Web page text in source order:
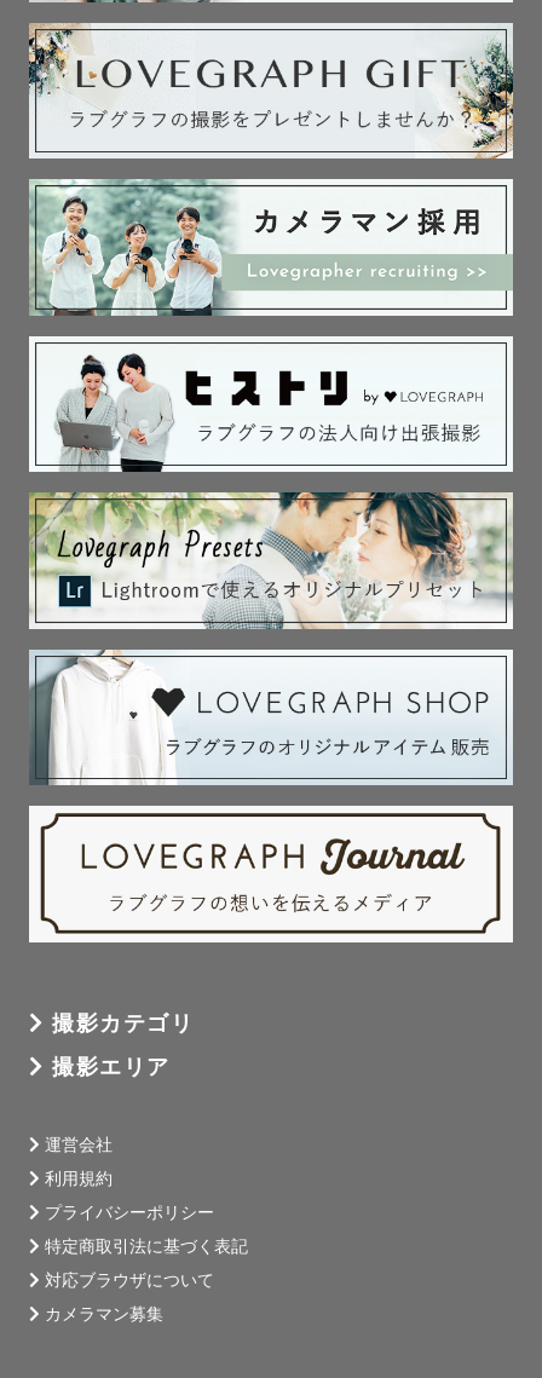
撮影カテゴリ
撮影エリア
運営会社
利用規約
プライバシーポリシー
特定商取引法に基づく表記
対応ブラウザについて
カメラマン募集